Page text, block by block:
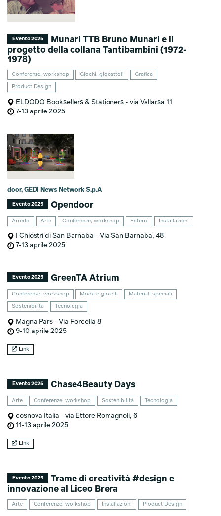
Evento 2025
Munari TTB Bruno Munari e il
progetto della collana Tantibambini (1972-
1978)
Conferenze, workshop Giochi, giocattoli Grafica
Product Design
ELDODO Booksellers & Stationers - via Vallarsa 11
7-13 aprile 2025
door, GEDI News Network S.p.A
Evento 2025 Opendoor
Arredo Arte Conferenze, workshop Esterni Installazioni
I Chiostri di San Barnaba - Via San Barnaba, 48
7-13 aprile 2025
Evento 2025 GreenTA Atrium
Conferenze, workshop Moda e gioielli Materiali speciali
Sostenibilità Tecnologia
Magna Pars - Via Forcella 8
9-10 aprile 2025
Link
Evento 2025 Chase4Beauty Days
Arte Conferenze, workshop Sostenibilità Tecnologia
cosnova Italia - via Ettore Romagnoli, 6
11-13 aprile 2025
Link
Evento 2025
Trame di creatività #design e
innovazione al Liceo Brera
Arte Conferenze, workshop Installazioni Product Design